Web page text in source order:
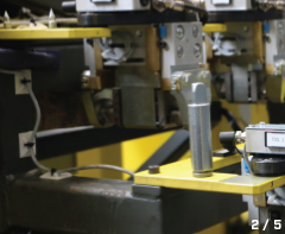
2 / 5